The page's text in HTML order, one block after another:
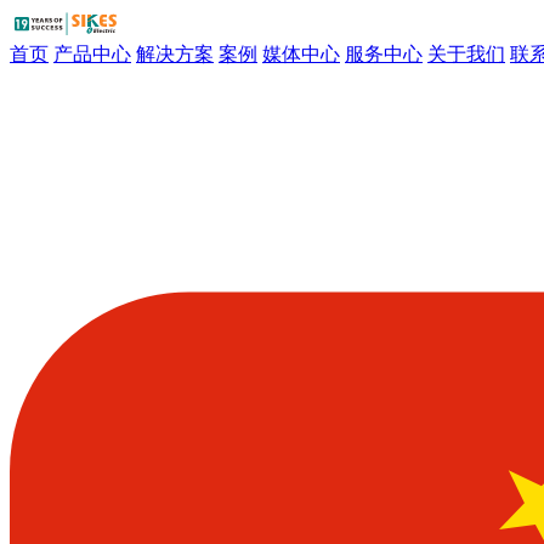
首页 产品中心 解决方案 案例 媒体中心 服务中心 关于我们 联